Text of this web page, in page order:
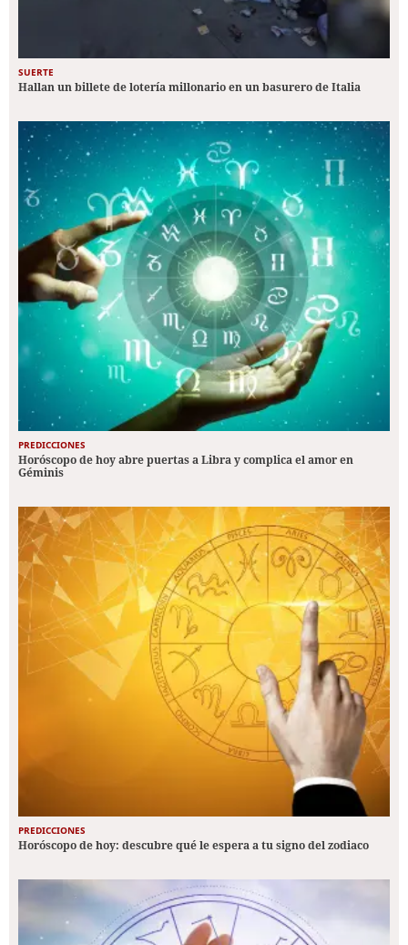
SUERTE
Hallan un billete de lotería millonario en un basurero de Italia
PREDICCIONES
Horóscopo de hoy abre puertas a Libra y complica el amor en
Géminis
PREDICCIONES
Horóscopo de hoy: descubre qué le espera a tu signo del zodiaco